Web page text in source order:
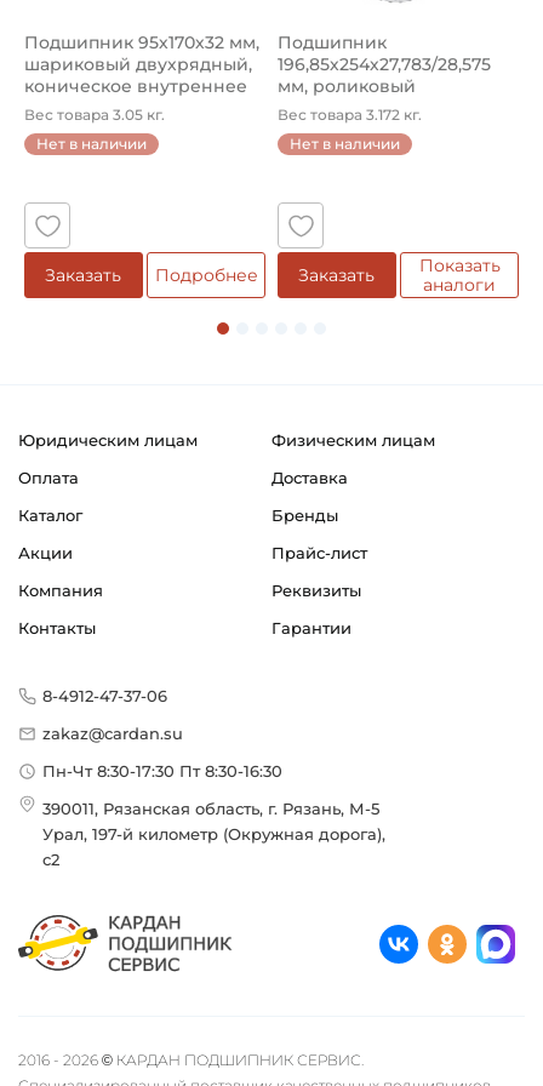
Подшипник 95х170х32 мм,
шариковый двухрядный,
коническое внутреннее
кол...
Вес товара 3.05 кг.
Нет в наличии
Заказать Подробнее
Подшипник
196,85х254х27,783/28,575
мм, роликовый
однорядный конический
...
Вес товара 3.172 кг.
Нет в наличии
Заказать
Показать
аналоги
Юридическим лицам
Физическим лицам
Оплата
Доставка
Каталог
Бренды
Акции
Прайс-лист
Компания
Реквизиты
Контакты
Гарантии
8-4912-47-37-06
zakaz@cardan.su
Пн-Чт 8:30-17:30 Пт 8:30-16:30
390011, Рязанская область, г. Рязань, М-5
Урал, 197-й километр (Окружная дорога),
с2
2016 - 2026 © КАРДАН ПОДШИПНИК СЕРВИС.